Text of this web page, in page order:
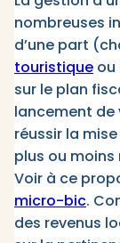
nombreuses
d’une part
touristique ou
sur le plan
lancement
réussir la
plus ou moins
Voir à ce
micro-bic.
des revenus